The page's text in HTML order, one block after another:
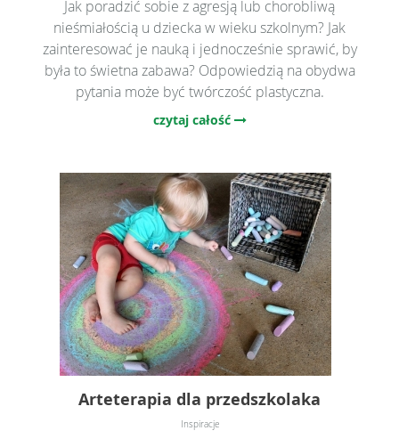
Jak poradzić sobie z agresją lub chorobliwą
nieśmiałością u dziecka w wieku szkolnym? Jak
zainteresować je nauką i jednocześnie sprawić, by
była to świetna zabawa? Odpowiedzią na obydwa
pytania może być twórczość plastyczna.
czytaj całość
Arteterapia dla przedszkolaka
Inspiracje